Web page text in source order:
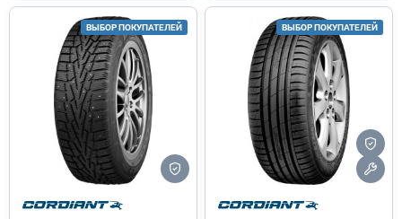
ВЫБОР ПОКУПАТЕЛЕЙ ВЫБОР ПОКУПАТЕЛЕЙ